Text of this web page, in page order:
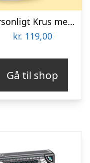
Personligt Krus med Positiv Bedømmelse
kr. 119,00
Gå til shop